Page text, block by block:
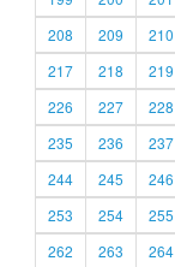
208
209 210
217
218 219
226
227 228
235
236 237
244
245 246
253
254 255
262
263 264